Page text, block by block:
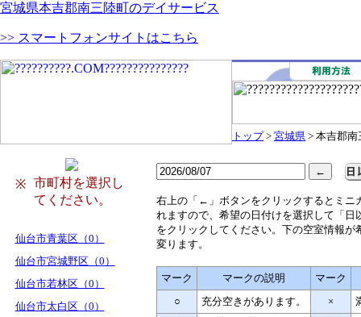
宮城県本吉郡南三陸町のデイサービス
>> スマートフォンサイトはこちら
トップ> 宮城県 > 本吉郡南
※
市町村を選択し
てください。
仙台市青葉区（0）
仙台市宮城野区（0）
仙台市若林区（0）
仙台市太白区（0）
右上の「←」ボタンをクリックするとミニ
れますので、希望の日付けを選択して「日
をクリックしてください。下の空室情報が
変ります。
マーク マークの説明
マーク
○
充分空きがあります。 ×